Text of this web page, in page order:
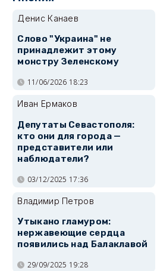
Денис Канаев
Слово "Украина" не
принадлежит этому
монстру Зеленскому
11/06/2026 18:23
Иван Ермаков
Депутаты Севастополя:
кто они для города —
представители или
наблюдатели?
03/12/2025 17:36
Владимир Петров
Утыкано гламуром:
нержавеющие сердца
появились над Балаклавой
29/09/2025 19:28